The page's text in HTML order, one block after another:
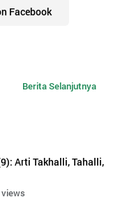
Facebook
Berita Selanjutnya
Arti Takhalli, Tahalli,
views